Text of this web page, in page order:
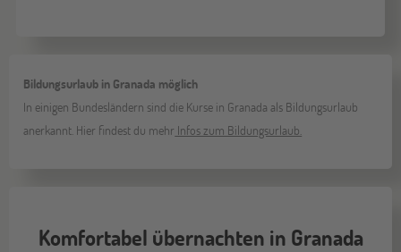
Bildungsurlaub in Granada möglich
In einigen Bundesländern sind die Kurse in Granada als Bildungsurlaub
anerkannt. Hier findest du mehr Infos zum Bildungsurlaub.
Komfortabel übernachten in Granada